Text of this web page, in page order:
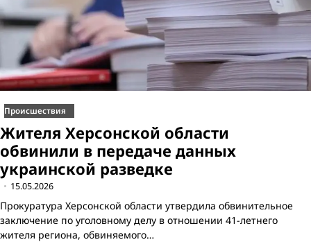
Происшествия
Жителя Херсонской области
обвинили в передаче данных
украинской разведке
15.05.2026
Прокуратура Херсонской области утвердила обвинительное
заключение по уголовному делу в отношении 41-летнего
жителя региона, обвиняемого…